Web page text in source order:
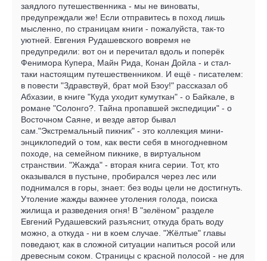
заядлого путешественника - мы не виноваты,
предупреждали же! Если отправитесь в поход лишь
мысленно, по страницам книги - пожалуйста, так-то
уютней. Евгения Рудашевского вовремя не
предупредили: вот он и перечитал вдоль и поперёк
Фенимора Купера, Майн Рида, Конан Дойла - и стал-
таки настоящим путешественником. И ещё - писателем:
в повести "Здравствуй, брат мой Бзоу!" рассказал об
Абхазии, в книге "Куда уходит кумуткан" - о Байкале, в
романе "Солонго?. Тайна пропавшей экспедиции" - о
Восточном Саяне, и везде автор бывал
сам."Экстремальный пикник" - это коллекция мини-
энциклопедий о том, как вести себя в многодневном
походе, на семейном пикнике, в виртуальном
странствии. "Жажда" - вторая книга серии. Тот, кто
оказывался в пустыне, пробирался через лес или
поднимался в горы, знает: без воды цели не достигнуть.
Утоление жажды важнее утоления голода, поиска
жилища и разведения огня! В "зелёном" разделе
Евгений Рудашевский разъяснит, откуда брать воду
можно, а откуда - ни в коем случае. "Жёлтые" главы
поведают, как в сложной ситуации напиться росой или
древесным соком. Страницы с красной полосой - не для